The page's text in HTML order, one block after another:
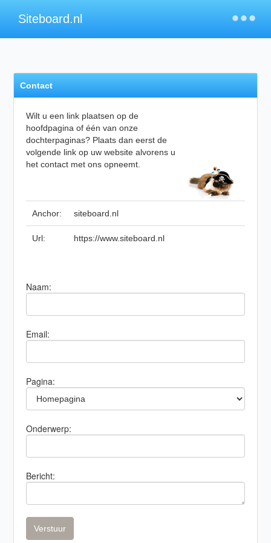
×
Siteboard.nl
Contact
Wilt u een link plaatsen op de
hoofdpagina of één van onze
dochterpaginas? Plaats dan eerst de
volgende link op uw website alvorens u
het contact met ons opneemt.
Anchor: siteboard.nl
Url: https://www.siteboard.nl
Naam:
Email:
Pagina:
Onderwerp:
Bericht: